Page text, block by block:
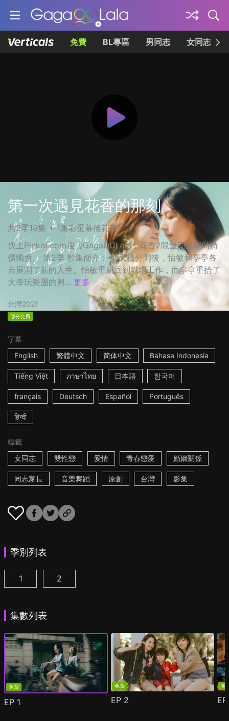
免費 BL專區 男同志 女同志
第一次遇見花香的那刻
共2季18集 + 1集彩蛋幕後花絮
快上Pinkoi.com搜尋GagaOOLala，花香2限量商品限時特
價獨賣。 第2季 影集簡介： 從天橋分開後，怡敏和亭亭各
自展開了新的人生。怡敏重新回到職場工作，而亭亭重拾了
大學玩樂團的興... 更多
台灣2021
部分免費
字幕
English
繁體中文 简体中文 Bahasa Indonesia
Tiếng Việt ภาษาไทย 日本語 한국어
français Deutsch Español Português
हिन्दी
標籤
女同志
雙性戀 愛情 青春戀愛 婚姻關係
同志家長 音樂舞蹈 原創 台灣 影集
季別列表
第一次遇見花香的那刻 第1季 第1集
1 第一次遇見花香的那刻 第2季 第1集
2
集數列表
免費
EP 1
免費
EP 2
免